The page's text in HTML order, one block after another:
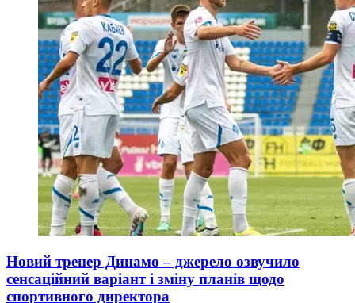
Новий тренер Динамо – джерело озвучило
сенсаційний варіант і зміну планів щодо
спортивного директора